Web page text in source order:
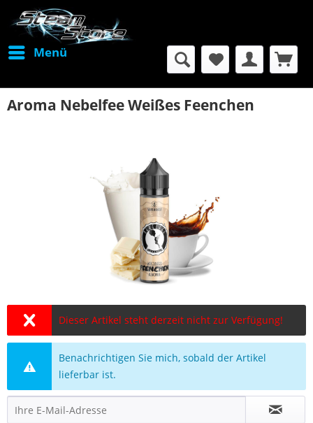
Menü
Aroma Nebelfee Weißes Feenchen
Dieser Artikel steht derzeit nicht zur Verfügung!
Benachrichtigen Sie mich, sobald der Artikel
lieferbar ist.